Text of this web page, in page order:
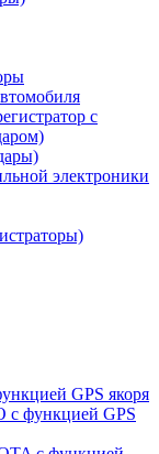
с
электроники
GPS якоря
с функцией GPS